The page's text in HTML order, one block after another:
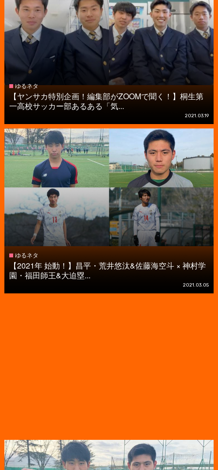
ゆるネタ
【ヤンサカ特別企画！編集部がZOOMで聞く！】桐生第
一高校サッカー部あるある「気...
2021.03.19
ゆるネタ
【2021年 始動！】昌平・荒井悠汰&佐藤海空斗 × 神村学
園・福田師王&大迫塁...
2021.03.05